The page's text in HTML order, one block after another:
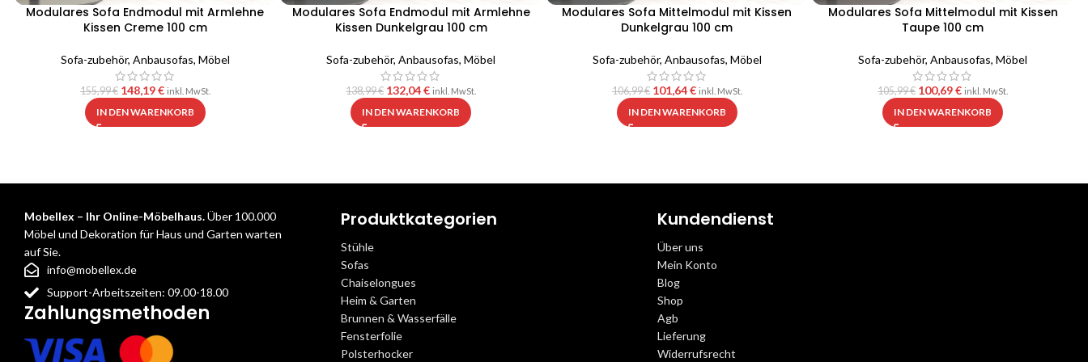
Modulares Sofa Endmodul mit Armlehne
Kissen Creme 100 cm
Sofa-zubehör, Anbausofas, Möbel
155,99€ 148,19€ inkl. MwSt.
IN DEN WARENKORB
Modulares Sofa Endmodul mit Armlehne
Kissen Dunkelgrau 100 cm
Sofa-zubehör,Anbausofas,Möbel
138,99€ 132,04€ inkl. MwSt.
IN DEN WARENKORB
Modulares Sofa Mittelmodul mit Kissen
Dunkelgrau 100 cm
Sofa-zubehör, Anbausofas, Möbel
106,99€ 101,64€ inkl. MwSt.
IN DEN WARENKORB
Modulares Sofa Mittelmodul mit Kissen
Taupe 100 cm
Sofa-zubehör,Anbausofas,Möbel
105,99€ 100,69€ inkl. MwSt.
IN DEN WARENKORB
Mobellex – Ihr Online-Möbelhaus.Über 100.000
Möbel und Dekoration für Haus und Garten warten
auf Sie.
info@mobellex.de
Support-Arbeitszeiten: 09.00-18.00
Zahlungsmethoden
Produktkategorien
Stühle
Sofas
Chaiselongues
Heim & Garten
Brunnen & Wasserfälle
Fensterfolie
Polsterhocker
Kundendienst
Über uns
Mein Konto
Blog
Shop
Agb
Lieferung
Widerrufsrecht